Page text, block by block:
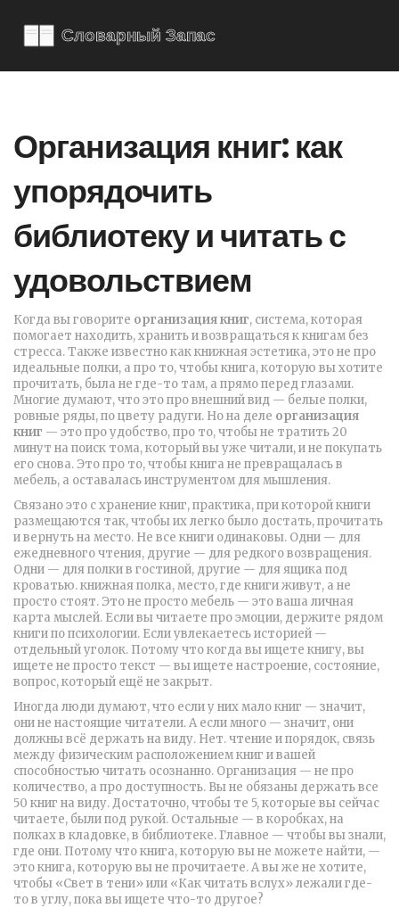
Организация книг: как
упорядочить
библиотеку и читать с
удовольствием
Когда вы говорите организация книг, система, которая
помогает находить, хранить и возвращаться к книгам без
стресса. Также известно каккнижная эстетика, это не про
идеальные полки, а про то, чтобы книга, которую вы хотите
прочитать, была не где-то там, а прямо перед глазами.
Многие думают, что это про внешний вид — белые полки,
ровные ряды, по цвету радуги. Но на деле организация
книг — это про удобство, про то, чтобы не тратить 20
минут на поиск тома, который вы уже читали, и не покупать
его снова. Это про то, чтобы книга не превращалась в
мебель, а оставалась инструментом для мышления.
Связано это схранение книг,практика, при которой книги
размещаются так, чтобы их легко было достать, прочитать
и вернуть на место. Не все книги одинаковы. Одни — для
ежедневного чтения, другие — для редкого возвращения.
Одни — для полки в гостиной, другие — для ящика под
кроватью.книжная полка,место, где книги живут, а не
просто стоят. Это не просто мебель — это ваша личная
карта мыслей. Если вы читаете про эмоции, держите рядом
книги по психологии. Если увлекаетесь историей —
отдельный уголок. Потому что когда вы ищете книгу, вы
ищете не просто текст — вы ищете настроение, состояние,
вопрос, который ещё не закрыт.
Иногда люди думают, что если у них мало книг — значит,
они не настоящие читатели. А если много — значит, они
должны всё держать на виду. Нет.чтение и порядок, связь
между физическим расположением книг и вашей
способностью читать осознанно. Организация — не про
количество, а про доступность. Вы не обязаны держать все
50 книг на виду. Достаточно, чтобы те 5, которые вы сейчас
читаете, были под рукой. Остальные — в коробках, на
полках в кладовке, в библиотеке. Главное — чтобы вы знали,
где они. Потому что книга, которую вы не можете найти, —
это книга, которую вы не прочитаете. А вы же не хотите,
чтобы «Свет в тени» или «Как читать вслух» лежали где-
то в углу, пока вы ищете что-то другое?